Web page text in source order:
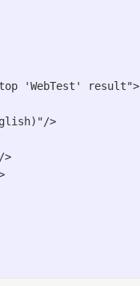
'WebTest' result">
>
>